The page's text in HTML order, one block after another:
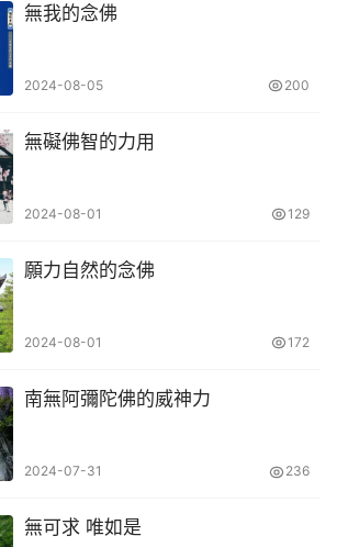
無我的念佛
2024-08-05 200
無礙佛智的力用
2024-08-01 129
願力自然的念佛
2024-08-01 172
南無阿彌陀佛的威神力
2024-07-31 236
無可求 唯如是